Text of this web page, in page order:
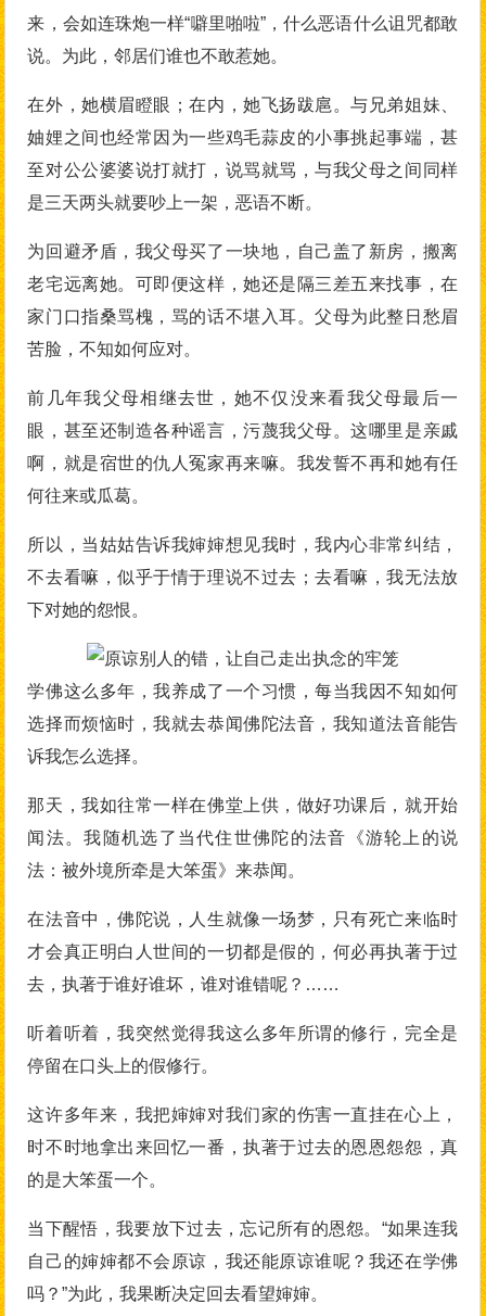
来，会如连珠炮一样“噼里啪啦”，什么恶语什么诅咒都敢
说。为此，邻居们谁也不敢惹她。
在外，她横眉瞪眼；在内，她飞扬跋扈。与兄弟姐妹、
妯娌之间也经常因为一些鸡毛蒜皮的小事挑起事端，甚
至对公公婆婆说打就打，说骂就骂，与我父母之间同样
是三天两头就要吵上一架，恶语不断。
为回避矛盾，我父母买了一块地，自己盖了新房，搬离
老宅远离她。可即便这样，她还是隔三差五来找事，在
家门口指桑骂槐，骂的话不堪入耳。父母为此整日愁眉
苦脸，不知如何应对。
前几年我父母相继去世，她不仅没来看我父母最后一
眼，甚至还制造各种谣言，污蔑我父母。这哪里是亲戚
啊，就是宿世的仇人冤家再来嘛。我发誓不再和她有任
何往来或瓜葛。
所以，当姑姑告诉我婶婶想见我时，我内心非常纠结，
不去看嘛，似乎于情于理说不过去；去看嘛，我无法放
下对她的怨恨。
学佛这么多年，我养成了一个习惯，每当我因不知如何
选择而烦恼时，我就去恭闻佛陀法音，我知道法音能告
诉我怎么选择。
那天，我如往常一样在佛堂上供，做好功课后，就开始
闻法。我随机选了当代住世佛陀的法音《游轮上的说
法：被外境所牵是大笨蛋》来恭闻。
在法音中，佛陀说，人生就像一场梦，只有死亡来临时
才会真正明白人世间的一切都是假的，何必再执著于过
去，执著于谁好谁坏，谁对谁错呢？……
听着听着，我突然觉得我这么多年所谓的修行，完全是
停留在口头上的假修行。
这许多年来，我把婶婶对我们家的伤害一直挂在心上，
时不时地拿出来回忆一番，执著于过去的恩恩怨怨，真
的是大笨蛋一个。
当下醒悟，我要放下过去，忘记所有的恩怨。“如果连我
自己的婶婶都不会原谅，我还能原谅谁呢？我还在学佛
吗？”为此，我果断决定回去看望婶婶。